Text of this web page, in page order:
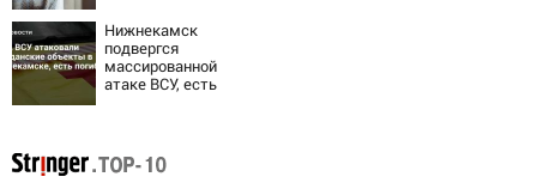
на карту
Нижнекамск
подвергся
массированной
атаке ВСУ, есть